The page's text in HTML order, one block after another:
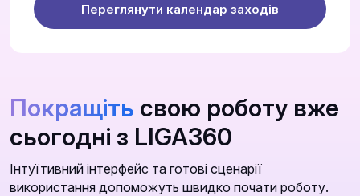
Переглянути календар заходів
Покращіть свою роботу вже
сьогодні з LIGA360
Інтуїтивний інтерфейс та готові сценарії
використання допоможуть швидко почати роботу.